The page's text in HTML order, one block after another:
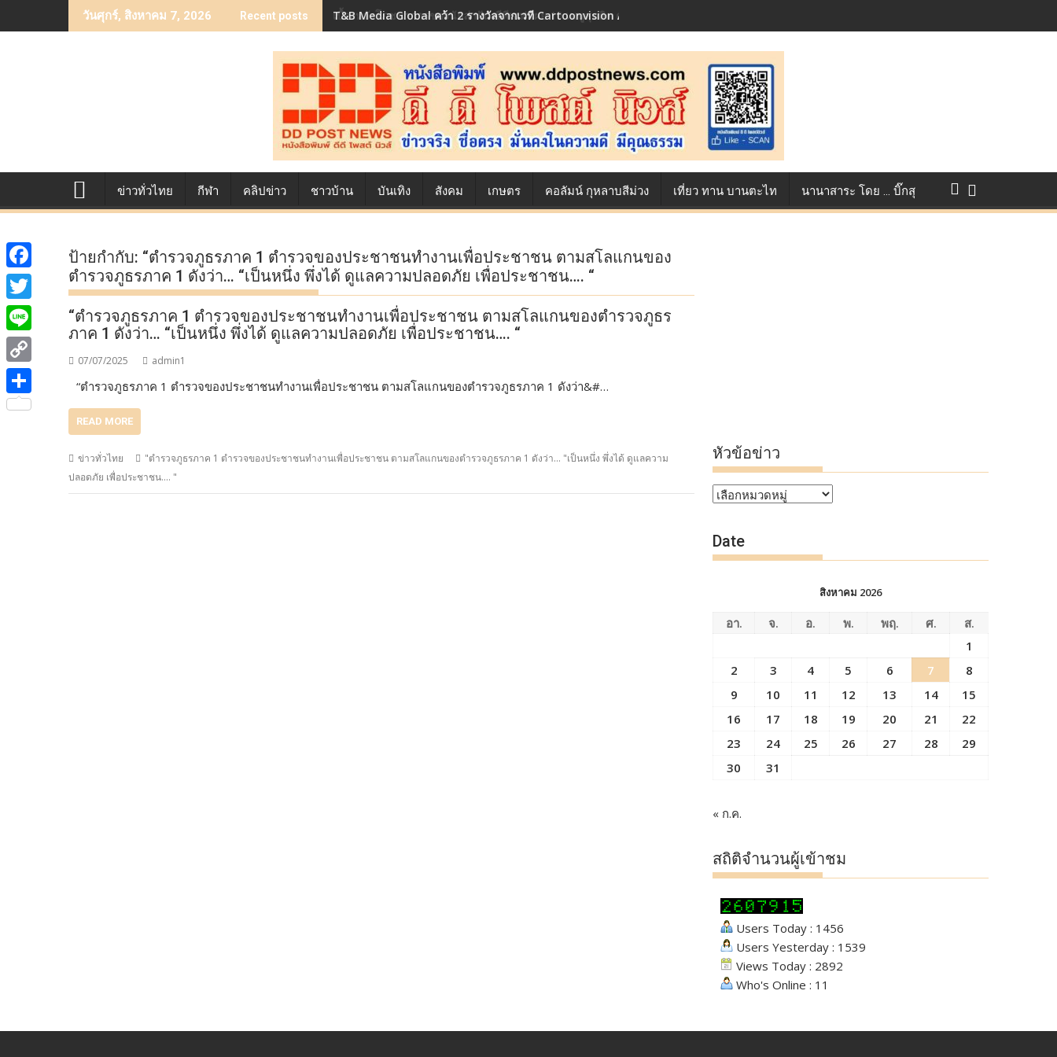
to
วันศุกร์, สิงหาคม 7, 2026 Recent posts T&B Media Global คว้า 2 รางวัลจากเวที Cartoonvision Animation Contest ตอกย้ำศักยภาพแอนิเมชันไทยบนเวทีนานาชาติ ที่ประเทศอังกฤษ :
เบื้องหลังโภชนาการของนักล่าฝัน ซีพีเอฟ เผย 10 เมนูสุดฮิต ตลอดเส้นทางการแข่งขัน True AF 2026 :
ข่าวทั่วไทย กีฬา คลิปข่าว ชาวบ้าน บันเทิง สังคม เกษตร คอลัมน์ กุหลาบสีม่วง เที่ยว ทาน บานตะไท นานาสาระ โดย … บิ๊กสุ
ป้ายกำกับ: “ตำรวจภูธรภาค 1 ตำรวจของประชาชนทำงานเพื่อประชาชน ตามสโลแกนของ
ตำรวจภูธรภาค 1 ดังว่า… “เป็นหนึ่ง พึ่งได้ ดูแลความปลอดภัย เพื่อประชาชน…. “
“ตำรวจภูธรภาค 1 ตำรวจของประชาชนทำงานเพื่อประชาชน ตามสโลแกนของตำรวจภูธร
ภาค 1 ดังว่า… “เป็นหนึ่ง พึ่งได้ ดูแลความปลอดภัย เพื่อประชาชน…. “
07/07/2025 admin1
“ตำรวจภูธรภาค 1 ตำรวจของประชาชนทำงานเพื่อประชาชน ตามสโลแกนของตำรวจภูธรภาค 1 ดังว่า&#…
READ MORE
ข่าวทั่วไทย
"ตำรวจภูธรภาค 1 ตำรวจของประชาชนทำงานเพื่อประชาชน ตามสโลแกนของตำรวจภูธรภาค 1 ดังว่า... "เป็นหนึ่ง พึ่งได้ ดูแลความ
ปลอดภัย เพื่อประชาชน.... "
หัวข้อข่าว
หัวข้อ
Date
สิงหาคม 2026
อา. จ. อ. พ. พฤ. ศ.
ส.
1
2
3 4 5 6 7
8
9
10 11 12 13 14
15
16
17 18 19 20 21
22
23
24 25 26 27 28
29
30
31
« ก.ค.
สถิติจำนวนผู้เข้าชม
Users Today : 1456
Users Yesterday : 1539
Views Today : 2892
Who's Online : 11
F
a
c
e
b
o
T
w
i
t
t
L
i
n
C
o
S